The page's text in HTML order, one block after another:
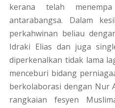
kerana telah
antarabangsa. Dalam
perkahwinan beliau
Idraki Elias dan juga
diperkenalkan tidak lama
menceburi bidang
berkolaborasi dengan Nur
rangkaian fesyen